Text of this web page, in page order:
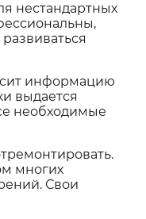
нестандартных
информацию
выдается
необходимые
многих
Свои